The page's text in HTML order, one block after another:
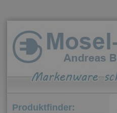
Produktfinder: